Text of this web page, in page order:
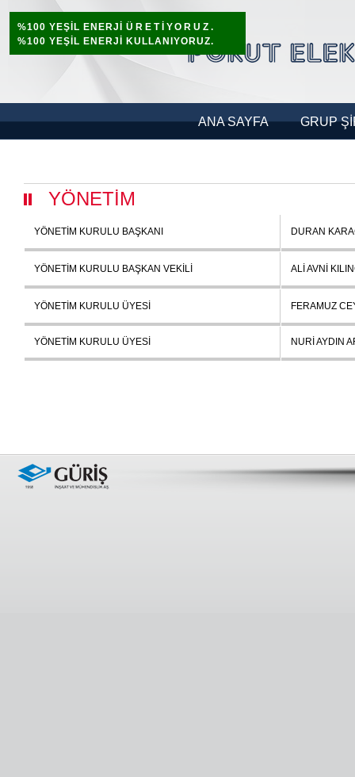
%100 YEŞİL ENERJİ ÜRETİYORUZ.
%100 YEŞİL ENERJİ KULLANIYORUZ.
ANA SAYFA GRUP
YÖNETİM
YÖNETİM KURULU BAŞKANI DURAN
YÖNETİM KURULU BAŞKAN VEKİLİ ALİ AVNİ
YÖNETİM KURULU ÜYESİ FERAMUZ
YÖNETİM KURULU ÜYESİ NURİ AYDIN